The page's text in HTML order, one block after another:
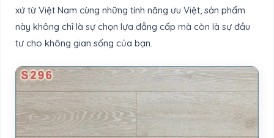
xứ từ Việt Nam cùng những tính năng ưu Việt, sản phẩm
này không chỉ là sự chọn lựa đẳng cấp mà còn là sự đầu
tư cho không gian sống của bạn.